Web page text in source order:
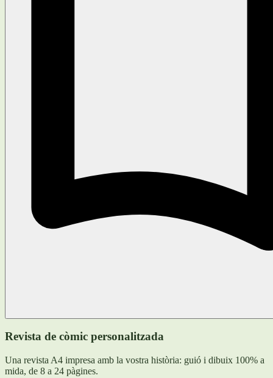
Revista de còmic personalitzada
Una revista A4 impresa amb la vostra història: guió i dibuix 100% a
mida, de 8 a 24 pàgines.